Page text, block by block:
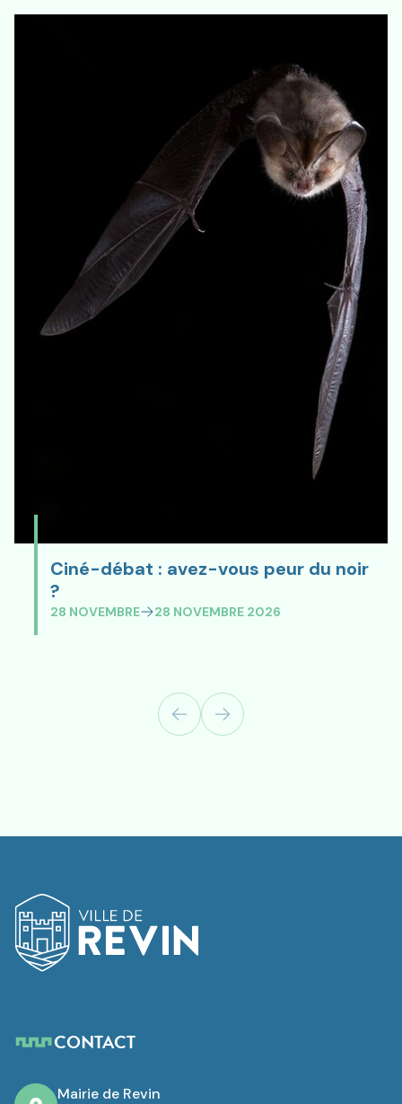
Ciné-débat : avez-vous peur du noir
?
28 NOVEMBRE 28 NOVEMBRE 2026
utils.previous
Suivant
CONTACT
Mairie de Revin